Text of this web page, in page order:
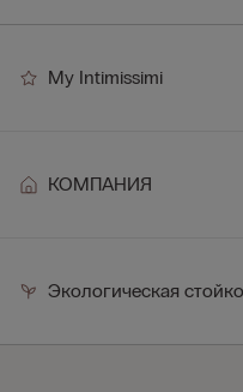
My Intimissimi
КОМПАНИЯ
Экологическая